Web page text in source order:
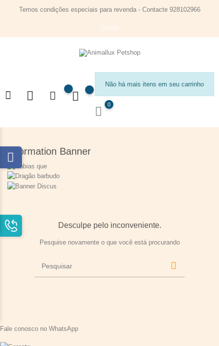
Temos condições especiais para revenda - Contacte 928102966
Conta
Não há mais itens em seu carrinho
0
Information Banner
Desculpe pelo inconveniente.
Pesquise novamente o que você está procurando
Fale conosco no WhatsApp